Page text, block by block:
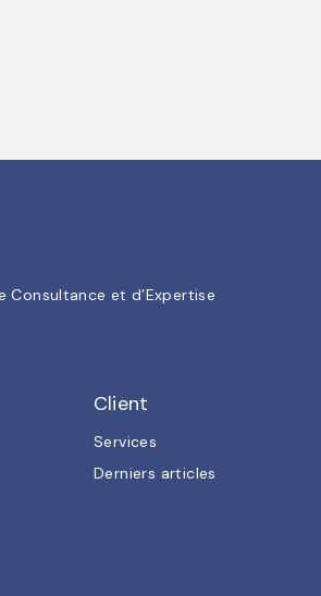
Consultance et d’Expertise
Client
Services
Derniers articles